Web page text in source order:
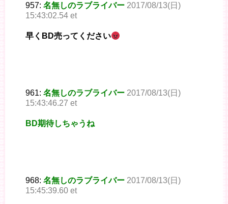
957: 名無しのラブライバー 2017/08/13(日)
15:43:02.54 et
早くBD売ってください
961: 名無しのラブライバー 2017/08/13(日)
15:43:46.27 et
BD期待しちゃうね
968: 名無しのラブライバー 2017/08/13(日)
15:45:39.60 et